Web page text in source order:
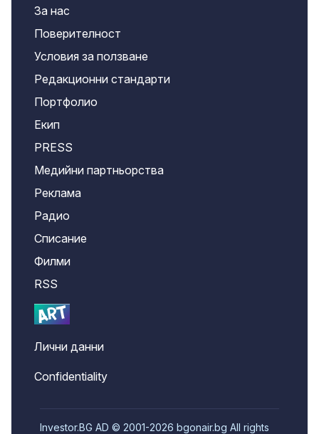
За нас
Поверителност
Условия за ползване
Редакционни стандарти
Портфолио
Екип
PRESS
Медийни партньорства
Реклама
Радио
Списание
Филми
RSS
Лични данни
Confidentiality
Investor.BG AD © 2001-2026 bgonair.bg All rights